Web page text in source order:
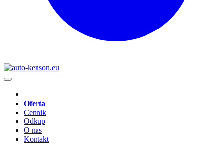
Oferta
Cennik
Odkup
O nas
Kontakt